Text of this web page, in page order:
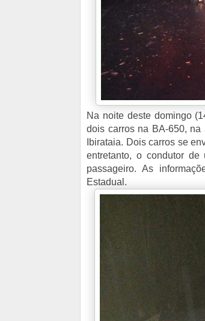
Na noite deste domingo
dois carros na BA-650,
Ibirataia. Dois carros se
entretanto, o condutor
passageiro. As
Estadual.